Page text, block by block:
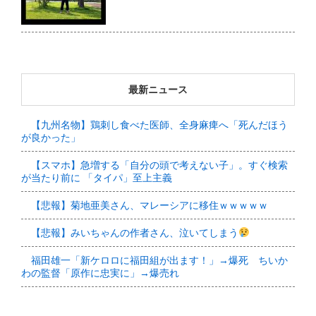
最新ニュース
【九州名物】鶏刺し食べた医師、全身麻痺へ「死んだほう
が良かった」
【スマホ】急増する「自分の頭で考えない子」。すぐ検索
が当たり前に 「タイパ」至上主義
【悲報】菊地亜美さん、マレーシアに移住ｗｗｗｗｗ
【悲報】みいちゃんの作者さん、泣いてしまう
福田雄一「新ケロロに福田組が出ます！」→爆死 ちいか
わの監督「原作に忠実に」→爆売れ